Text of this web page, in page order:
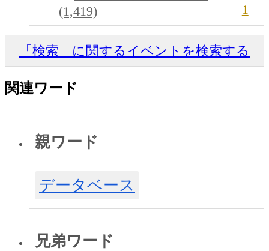
(1,419)
1
「検索」に関するイベントを検索する
関連ワード
親ワード
データベース
兄弟ワード